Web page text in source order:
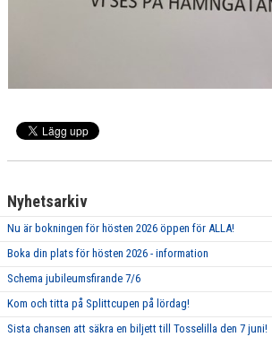
Nyhetsarkiv
Nu är bokningen för hösten 2026 öppen för ALLA!
Boka din plats för hösten 2026 - information
Schema jubileumsfirande 7/6
Kom och titta på Splittcupen på lördag!
Sista chansen att säkra en biljett till Tosselilla den 7 juni!